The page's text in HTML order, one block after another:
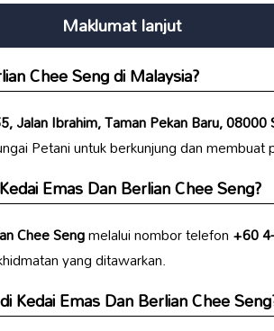
Maklumat lanjut
Chee Sengdi Malaysia?
Jalan Ibrahim, Taman Pekan Baru,
Petani untuk berkunjung dan membuat
Kedai Emas Dan Berlian Chee Seng?
Chee Sengmelalui nombor telefon+60
yang ditawarkan.
Kedai Emas Dan Berlian Chee Seng